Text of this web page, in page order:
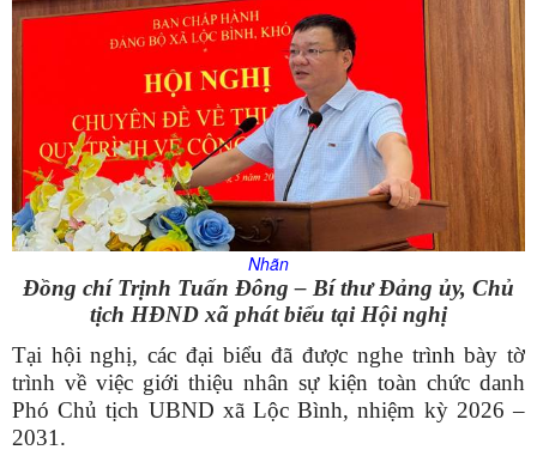
Nhãn
Đồng chí Trịnh Tuấn Đông – Bí thư Đảng ủy, Chủ
tịch HĐND xã phát biểu tại Hội nghị
Tại hội nghị, các đại biểu đã được nghe trình bày tờ
trình về việc giới thiệu nhân sự kiện toàn chức danh
Phó Chủ tịch UBND xã Lộc Bình, nhiệm kỳ 2026 –
2031.